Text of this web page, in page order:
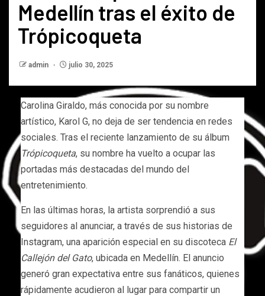
Medellín tras el éxito de
Trópicoqueta
admin julio 30, 2025
Carolina Giraldo, más conocida por su nombre
artístico, Karol G, no deja de ser tendencia en redes
sociales. Tras el reciente lanzamiento de su álbum
Trópicoqueta, su nombre ha vuelto a ocupar las
portadas más destacadas del mundo del
entretenimiento.
En las últimas horas, la artista sorprendió a sus
seguidores al anunciar, a través de sus historias de
Instagram, una aparición especial en su discoteca El
Callejón del Gato, ubicada en Medellín. El anuncio
generó gran expectativa entre sus fanáticos, quienes
rápidamente acudieron al lugar para compartir un